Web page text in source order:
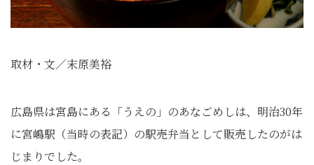
取材・文／末原美裕
広島県は宮島にある「うえの」のあなごめしは、明治30年
に宮嶋駅（当時の表記）の駅売弁当として販売したのがは
じまりでした。